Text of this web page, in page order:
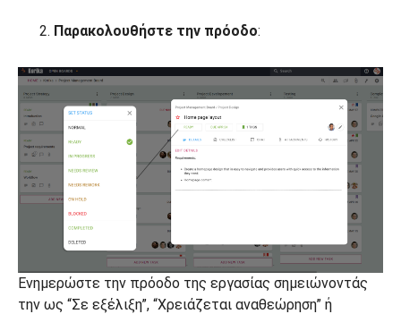
Παρακολουθήστε την πρόοδο:
Ενημερώστε την πρόοδο της εργασίας σημειώνοντάς
την ως “Σε εξέλιξη”, “Χρειάζεται αναθεώρηση” ή